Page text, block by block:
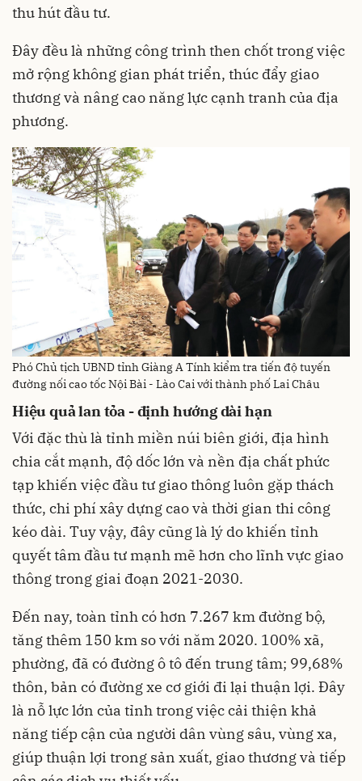
thu hút đầu tư.
Đây đều là những công trình then chốt trong việc
mở rộng không gian phát triển, thúc đẩy giao
thương và nâng cao năng lực cạnh tranh của địa
phương.
Phó Chủ tịch UBND tỉnh Giàng A Tính kiểm tra tiến độ tuyến
đường nối cao tốc Nội Bài - Lào Cai với thành phố Lai Châu
Hiệu quả lan tỏa - định hướng dài hạn
Với đặc thù là tỉnh miền núi biên giới, địa hình
chia cắt mạnh, độ dốc lớn và nền địa chất phức
tạp khiến việc đầu tư giao thông luôn gặp thách
thức, chi phí xây dựng cao và thời gian thi công
kéo dài. Tuy vậy, đây cũng là lý do khiến tỉnh
quyết tâm đầu tư mạnh mẽ hơn cho lĩnh vực giao
thông trong giai đoạn 2021-2030.
Đến nay, toàn tỉnh có hơn 7.267 km đường bộ,
tăng thêm 150 km so với năm 2020. 100% xã,
phường, đã có đường ô tô đến trung tâm; 99,68%
thôn, bản có đường xe cơ giới đi lại thuận lợi. Đây
là nỗ lực lớn của tỉnh trong việc cải thiện khả
năng tiếp cận của người dân vùng sâu, vùng xa,
giúp thuận lợi trong sản xuất, giao thương và tiếp